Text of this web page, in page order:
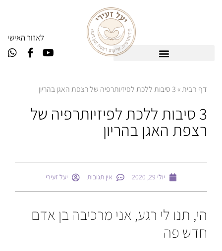
לאזור האישי
דף הבית» 3 סיבות ללכת לפיזיותרפיה של רצפת האגן בהריון
3 סיבות ללכת לפיזיותרפיה של
רצפת האגן בהריון
יולי 29, 2020 אין תגובות יעל זעירי
הי, תנו לי רגע, אני מרכיבה בן אדם
חדש פה